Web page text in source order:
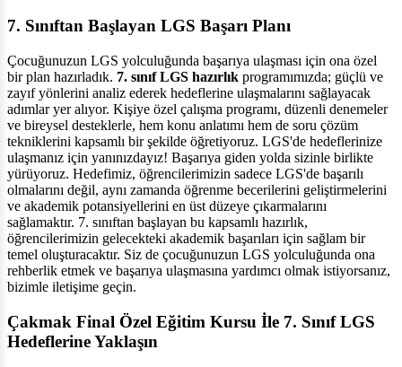
7. Sınıftan Başlayan LGS Başarı Planı
Çocuğunuzun LGS yolculuğunda başarıya ulaşması için ona özel
bir plan hazırladık. 7. sınıf LGS hazırlık programımızda; güçlü ve
zayıf yönlerini analiz ederek hedeflerine ulaşmalarını sağlayacak
adımlar yer alıyor. Kişiye özel çalışma programı, düzenli denemeler
ve bireysel desteklerle, hem konu anlatımı hem de soru çözüm
tekniklerini kapsamlı bir şekilde öğretiyoruz. LGS'de hedeflerinize
ulaşmanız için yanınızdayız! Başarıya giden yolda sizinle birlikte
yürüyoruz. Hedefimiz, öğrencilerimizin sadece LGS'de başarılı
olmalarını değil, aynı zamanda öğrenme becerilerini geliştirmelerini
ve akademik potansiyellerini en üst düzeye çıkarmalarını
sağlamaktır. 7. sınıftan başlayan bu kapsamlı hazırlık,
öğrencilerimizin gelecekteki akademik başarıları için sağlam bir
temel oluşturacaktır. Siz de çocuğunuzun LGS yolculuğunda ona
rehberlik etmek ve başarıya ulaşmasına yardımcı olmak istiyorsanız,
bizimle iletişime geçin.
Çakmak Final Özel Eğitim Kursu İle 7. Sınıf LGS
Hedeflerine Yaklaşın